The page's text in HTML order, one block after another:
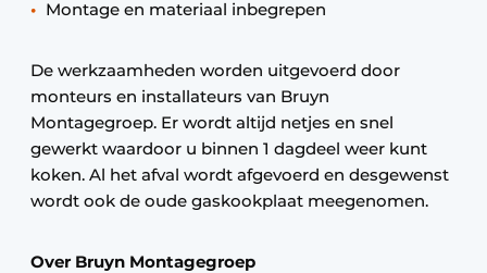
Montage en materiaal inbegrepen
De werkzaamheden worden uitgevoerd door
monteurs en installateurs van Bruyn
Montagegroep. Er wordt altijd netjes en snel
gewerkt waardoor u binnen 1 dagdeel weer kunt
koken. Al het afval wordt afgevoerd en desgewenst
wordt ook de oude gaskookplaat meegenomen.
Over Bruyn Montagegroep